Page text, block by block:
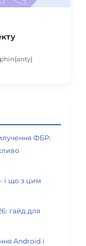
ФБР:
і що з цим
гайд для
Android і